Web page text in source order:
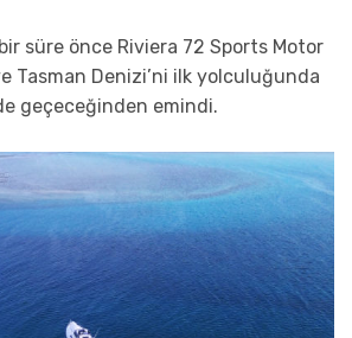
süre önce Riviera 72 Sports Motor
Tasman Denizi’ni ilk yolculuğunda
geçeceğinden emindi.